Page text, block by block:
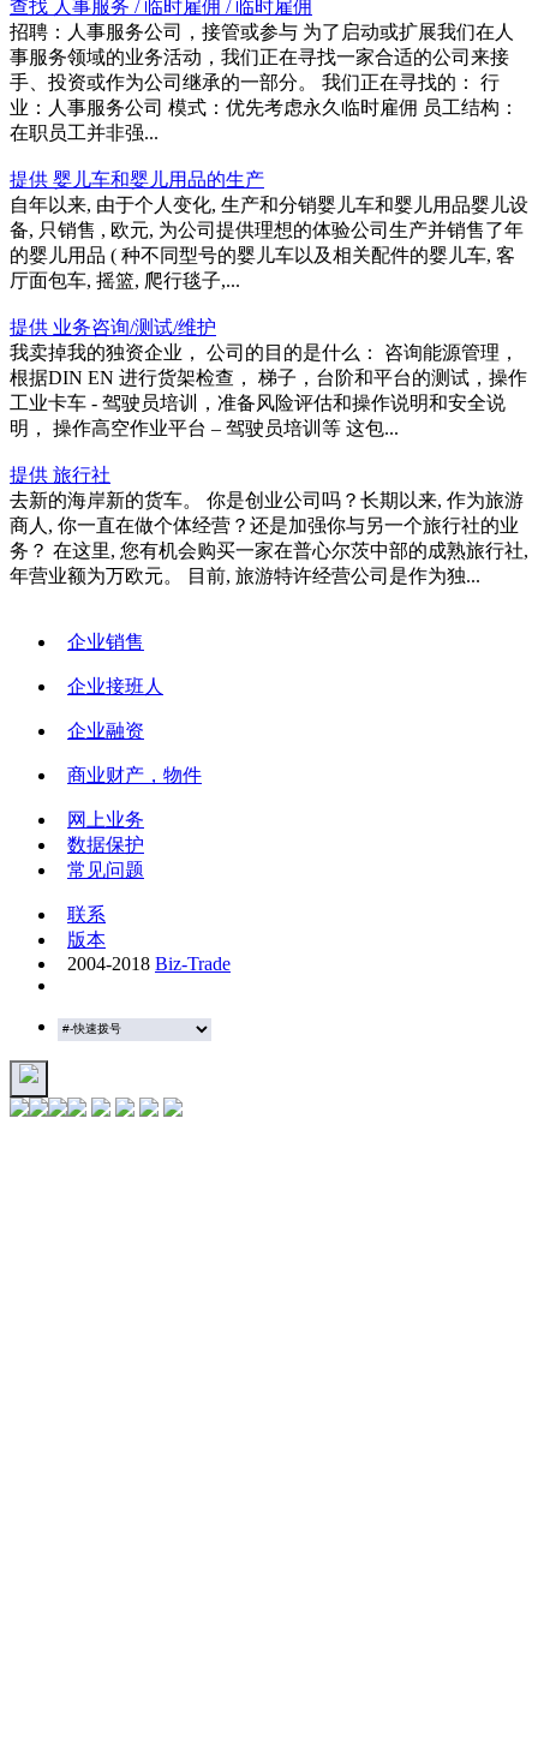
查找 人事服务 / 临时雇佣 / 临时雇佣
招聘：人事服务公司，接管或参与 为了启动或扩展我们在人
事服务领域的业务活动，我们正在寻找一家合适的公司来接
手、投资或作为公司继承的一部分。 我们正在寻找的： 行
业：人事服务公司 模式：优先考虑永久临时雇佣 员工结构：
在职员工并非强...
提供 婴儿车和婴儿用品的生产
自年以来, 由于个人变化, 生产和分销婴儿车和婴儿用品婴儿设
备, 只销售 , 欧元, 为公司提供理想的体验公司生产并销售了年
的婴儿用品 ( 种不同型号的婴儿车以及相关配件的婴儿车, 客
厅面包车, 摇篮, 爬行毯子,...
提供 业务咨询/测试/维护
我卖掉我的独资企业， 公司的目的是什么： 咨询能源管理，
根据DIN EN 进行货架检查， 梯子，台阶和平台的测试，操作
工业卡车 - 驾驶员培训，准备风险评估和操作说明和安全说
明， 操作高空作业平台 – 驾驶员培训等 这包...
提供 旅行社
去新的海岸新的货车。 你是创业公司吗？长期以来, 作为旅游
商人, 你一直在做个体经营？还是加强你与另一个旅行社的业
务？ 在这里, 您有机会购买一家在普心尔茨中部的成熟旅行社,
年营业额为万欧元。 目前, 旅游特许经营公司是作为独...
企业销售
企业接班人
企业融资
商业财产，物件
网上业务
数据保护
常见问题
联系
版本
2004-2018 Biz-Trade